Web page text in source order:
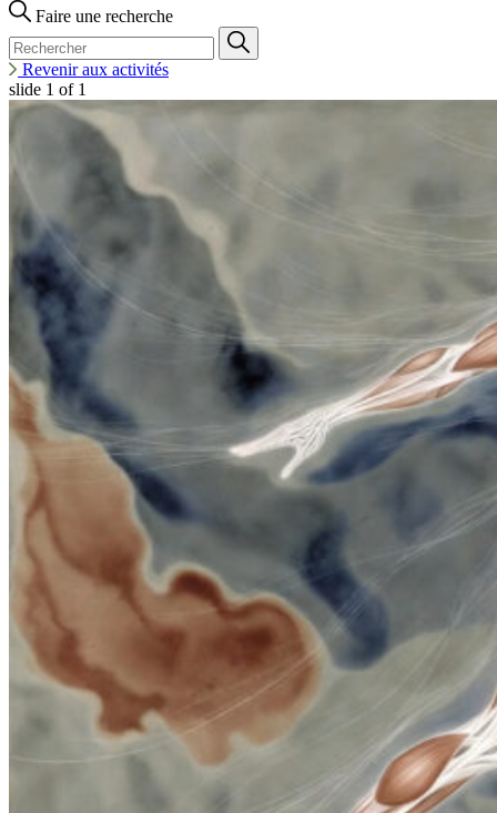
Faire une recherche
Revenir aux activités
slide 1 of 1